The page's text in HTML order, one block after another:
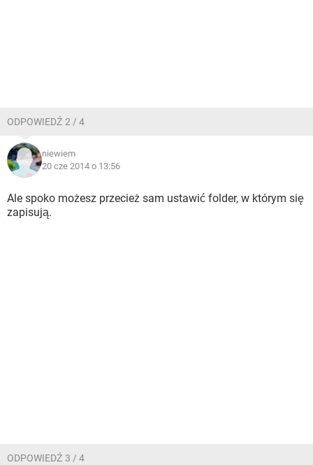
ODPOWIEDŹ 2 / 4
niewiem
20 cze 2014 o 13:56
Ale spoko możesz przecież sam ustawić folder, w którym się
zapisują.
ODPOWIEDŹ 3 / 4